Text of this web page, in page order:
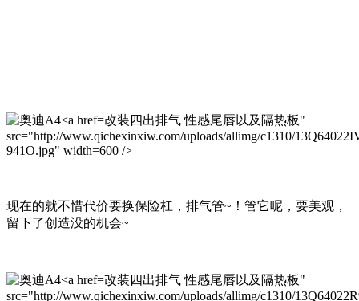
改装四出排气 性感尾唇以及隔热板"
src="http://www.qichexinxiw.com/uploads/allimg/c1310/
941O.jpg" width=600 />
现在的就不惜代价要换保险杠，排气管~！管它呢，要美观，
留下了创造没的机会~
改装四出排气 性感尾唇以及隔热板"
src="http://www.qichexinxiw.com/uploads/allimg/c1310/